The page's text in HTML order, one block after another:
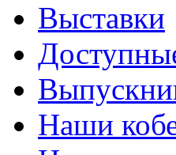
Выставки
Наши